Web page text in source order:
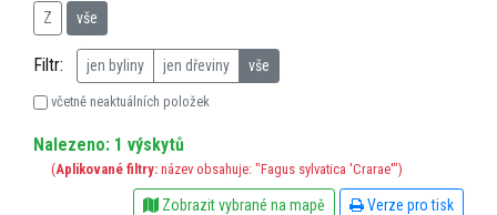
Z vše
Filtr: jen byliny jen dřeviny vše
včetně neaktuálních položek
Nalezeno: 1 výskytů
(Aplikované filtry: název obsahuje: "Fagus sylvatica 'Crarae'")
Zobrazit vybrané na mapě Verze pro tisk